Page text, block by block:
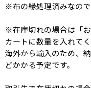
※布の縁処理済みなので
※在庫切れの場合は「お
カートに数量を入れてく
海外から輸入のため、
どかかる予定です。